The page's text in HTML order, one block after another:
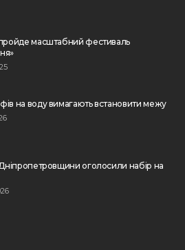
масштабний фестиваль
на воду вимагають встановити межу
Дніпропетровщини оголосили набір на